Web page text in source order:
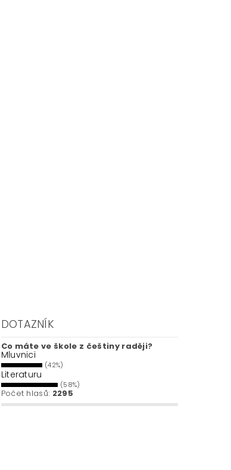
DOTAZNÍK
Co máte ve škole z češtiny raději?
Mluvnici
(42%)
Literaturu
(58%)
Počet hlasů: 2295